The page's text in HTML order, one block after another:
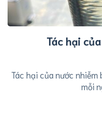
Tác hại
Tác hại của nước nhiễm
mỗi